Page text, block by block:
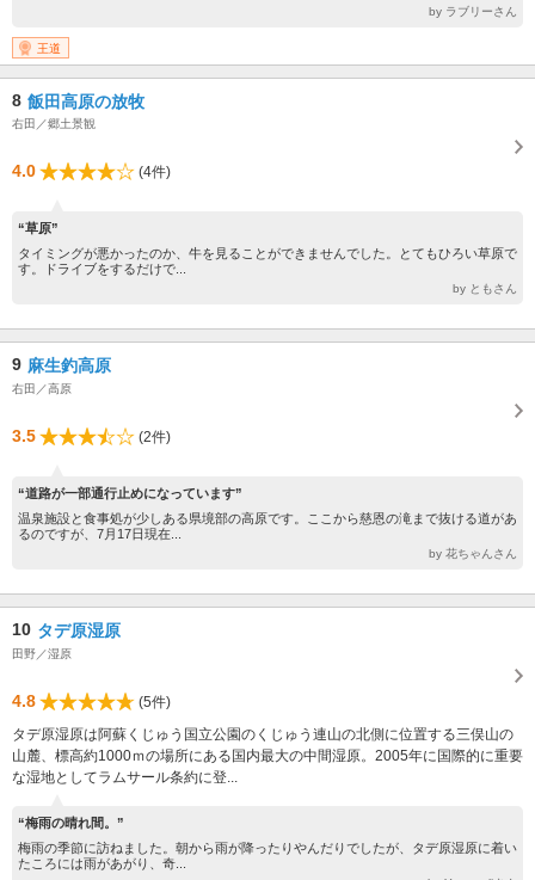
by ラブリーさん
王道
8 飯田高原の放牧
右田／郷土景観
4.0 (4件)
“草原”
タイミングが悪かったのか、牛を見ることができませんでした。とてもひろい草原で
す。ドライブをするだけで...
by ともさん
9 麻生釣高原
右田／高原
3.5 (2件)
“道路が一部通行止めになっています”
温泉施設と食事処が少しある県境部の高原です。ここから慈恩の滝まで抜ける道があ
るのですが、7月17日現在...
by 花ちゃんさん
10 タデ原湿原
田野／湿原
4.8
(5件)
タデ原湿原は阿蘇くじゅう国立公園のくじゅう連山の北側に位置する三俣山の
山麓、標高約1000ｍの場所にある国内最大の中間湿原。2005年に国際的に重要
な湿地としてラムサール条約に登...
“梅雨の晴れ間。”
梅雨の季節に訪ねました。朝から雨が降ったりやんだりでしたが、タデ原湿原に着い
たころには雨があがり、奇...